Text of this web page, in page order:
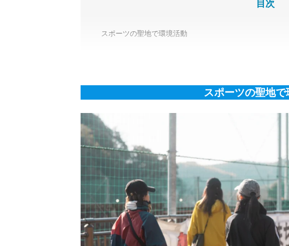
目次
スポーツの聖地で環境活動
藤枝総合運動公園でのプロギング
プロギングで得られる3つの効果
継続は力なり
次回もお待ちしています
スポーツの聖地